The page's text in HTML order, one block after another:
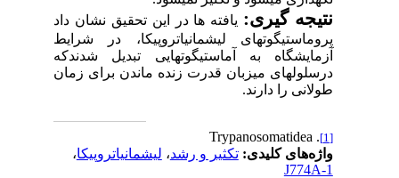
گیری:یافته ­ها در این تحقیق نشان داد
لیشمانیاتروپیکا ، در شرایط
به آماستیگوت­هایی تبدیل شدندکه
میزبان قدرت زنده ماندن برای زمان
را دارند.
کلیدی: تکثیر و رشد،لیشمانیاتروپیکا ،